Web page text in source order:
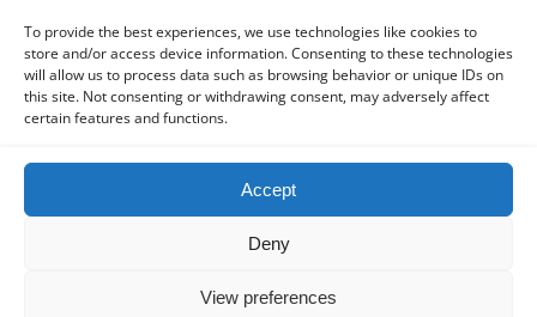
To provide the best experiences, we use technologies like cookies to
store and/or access device information. Consenting to these technologies
will allow us to process data such as browsing behavior or unique IDs on
this site. Not consenting or withdrawing consent, may adversely affect
certain features and functions.
Accept
Deny
View preferences
Back to top
Mobile
Powered by